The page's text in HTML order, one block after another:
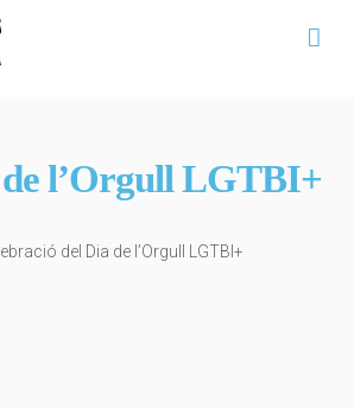
l’Orgull LGTBI+
del Dia de l’Orgull LGTBI+